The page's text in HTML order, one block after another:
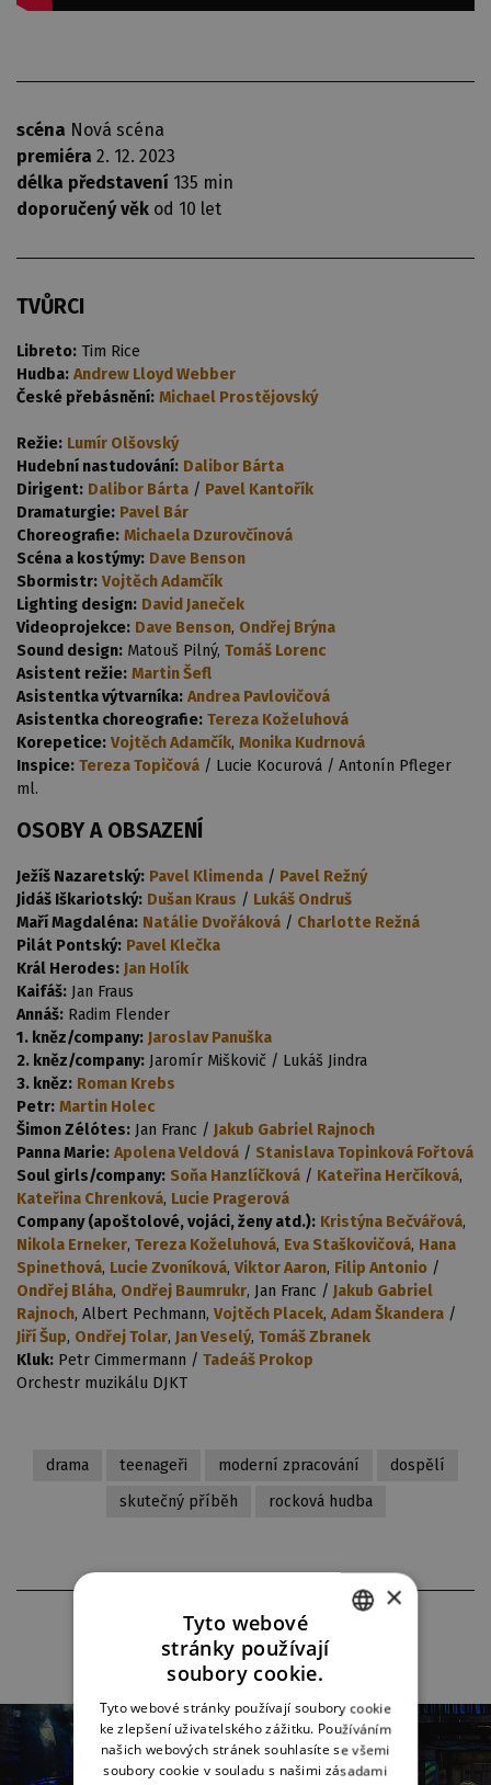
scéna Nová scéna
premiéra 2. 12. 2023
délka představení 135 min
doporučený věk od 10 let
TVŮRCI
Libreto: Tim Rice
Hudba: Andrew Lloyd Webber
České přebásnění: Michael Prostějovský
Režie: Lumír Olšovský
Hudební nastudování: Dalibor Bárta
Dirigent: Dalibor Bárta / Pavel Kantořík
Dramaturgie: Pavel Bár
Choreografie: Michaela Dzurovčínová
Scéna a kostýmy: Dave Benson
Sbormistr: Vojtěch Adamčík
Lighting design: David Janeček
Videoprojekce: Dave Benson, Ondřej Brýna
Sound design: Matouš Pilný, Tomáš Lorenc
Asistent režie: Martin Šefl
Asistentka výtvarníka: Andrea Pavlovičová
Asistentka choreografie: Tereza Koželuhová
Korepetice: Vojtěch Adamčík, Monika Kudrnová
Inspice: Tereza Topičová / Lucie Kocurová / Antonín Pfleger
ml.
OSOBY A OBSAZENÍ
Ježíš Nazaretský: Pavel Klimenda / Pavel Režný
Jidáš Iškariotský: Dušan Kraus / Lukáš Ondruš
Maří Magdaléna: Natálie Dvořáková / Charlotte Režná
Pilát Pontský: Pavel Klečka
Král Herodes: Jan Holík
Kaifáš: Jan Fraus
Annáš: Radim Flender
1. kněz/company: Jaroslav Panuška
2. kněz/company: Jaromír Miškovič / Lukáš Jindra
3. kněz: Roman Krebs
Petr: Martin Holec
Šimon Zélótes: Jan Franc / Jakub Gabriel Rajnoch
Panna Marie: Apolena Veldová / Stanislava Topinková Fořtová
Soul girls/company: Soňa Hanzlíčková / Kateřina Herčíková,
Kateřina Chrenková, Lucie Pragerová
Company (apoštolové, vojáci, ženy atd.): Kristýna Bečvářová,
Nikola Erneker, Tereza Koželuhová, Eva Staškovičová, Hana
Spinethová, Lucie Zvoníková, Viktor Aaron, Filip Antonio /
Ondřej Bláha, Ondřej Baumrukr, Jan Franc / Jakub Gabriel
Rajnoch, Albert Pechmann, Vojtěch Placek, Adam Škandera /
Jiří Šup, Ondřej Tolar, Jan Veselý, Tomáš Zbranek
Kluk: Petr Cimmermann / Tadeáš Prokop
Orchestr muzikálu DJKT
drama teenageři moderní zpracování
dospělí
skutečný příběh
rocková hudba
FOTOGRAFIE Z INSCENACE
GERMAN
×
Tyto webové
stránky používají
soubory cookie.
Tyto webové stránky používají soubory cookie
ke zlepšení uživatelského zážitku. Používáním
našich webových stránek souhlasíte se všemi
soubory cookie v souladu s našimi zásadami